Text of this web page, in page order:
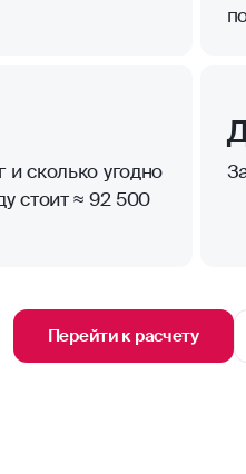
сколько угодно
стоит ≈ 92 500
Перейти к расчету